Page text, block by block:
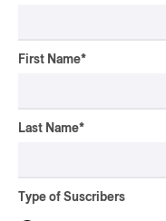
First Name*
Last Name*
Type of Suscribers